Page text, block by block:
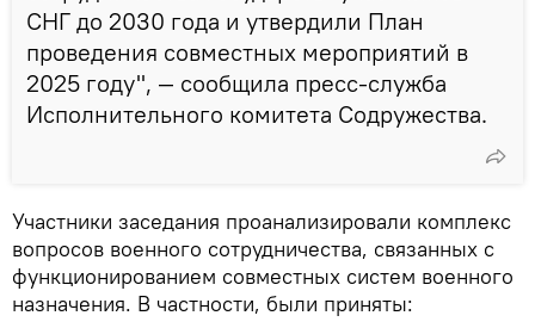
СНГ до 2030 года и утвердили План
проведения совместных мероприятий в
2025 году", — сообщила пресс-служба
Исполнительного комитета Содружества.
Участники заседания проанализировали комплекс
вопросов военного сотрудничества, связанных с
функционированием совместных систем военного
назначения. В частности, были приняты: